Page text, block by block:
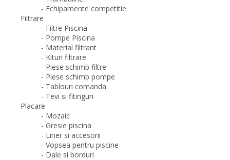
- Echipamente competitie
Filtrare
- Filtre Piscina
- Pompe Piscina
- Material filtrant
- Kituri filtrare
- Piese schimb filtre
- Piese schimb pompe
- Tablouri comanda
- Tevi si fitinguri
Placare
- Mozaic
- Gresie piscina
- Liner si accesorii
- Vopsea pentru piscine
- Dale si borduri